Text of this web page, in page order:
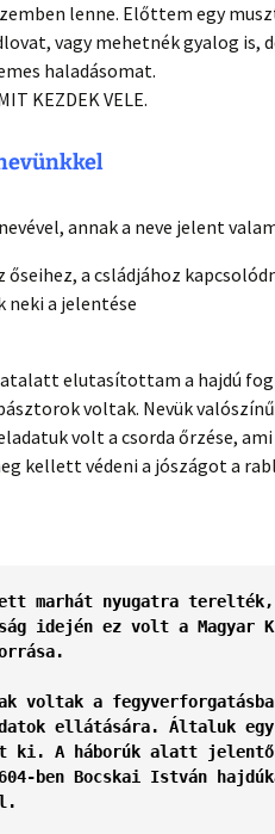
lenne. Előttem egy
vagy mehetnék gyalog is,
haladásomat.
KEZDEK VELE.
annak a neve jelent
őseihez, a csládjához
neki a jelentése
elutasítottam a hajdú
voltak. Nevük
volt a csorda őrzése,
kellett védeni a jószágot a
idején ez volt a Magyar
voltak a
ellátására. Általuk
ki. A háborúk alatt
-ben Bocskai István